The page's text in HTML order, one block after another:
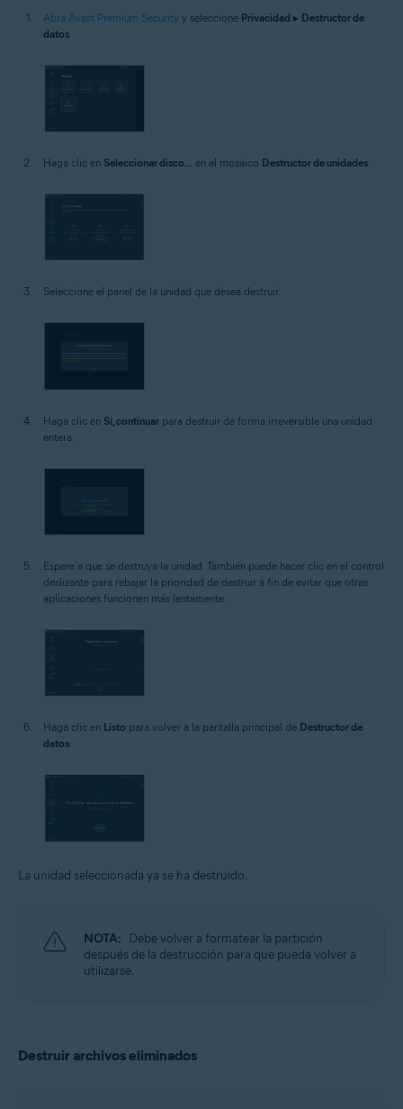
Abra Avast Premium Security y seleccione Privacidad ▸ Destructor de
datos.
Haga clic en Seleccionar disco... en el mosaico Destructor de unidades
Seleccione el panel de la unidad que desea destruir.
Haga clic en Sí, continuar para destruir de forma irreversible una unidad
entera.
Espere a que se destruya la unidad. También puede hacer clic en el control
deslizante para rebajar la prioridad de destruir a fin de evitar que otras
aplicaciones funcionen más lentamente.
Haga clic en Listo para volver a la pantalla principal de Destructor de
datos.
La unidad seleccionada ya se ha destruido.
NOTA: Debe volver a formatear la partición
después de la destrucción para que pueda volver a
utilizarse.
Destruir archivos eliminados